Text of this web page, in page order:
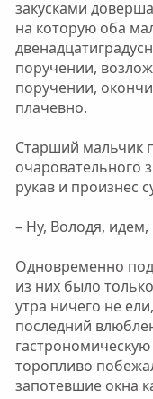
закусками
на которую оба
поручении,
поручении,
плачевно.
Старший мальчик
очаровательного
рукав и произнес
– Ну, Володя,
Одновременно
из них было
утра ничего не
последний
торопливо
запотевшие окна